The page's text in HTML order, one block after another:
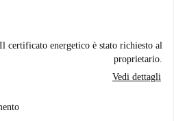
Il certificato energetico è stato richiesto al
proprietario.
Vedi dettagli